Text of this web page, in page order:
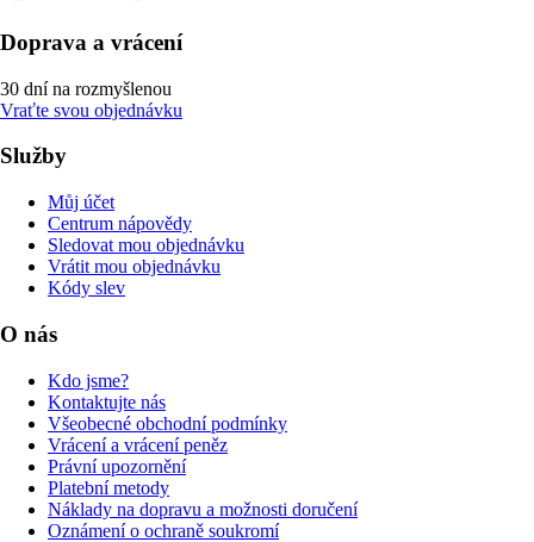
Doprava a vrácení
30 dní na rozmyšlenou
Vraťte svou objednávku
Služby
Můj účet
Centrum nápovědy
Sledovat mou objednávku
Vrátit mou objednávku
Kódy slev
O nás
Kdo jsme?
Kontaktujte nás
Všeobecné obchodní podmínky
Vrácení a vrácení peněz
Právní upozornění
Platební metody
Náklady na dopravu a možnosti doručení
Oznámení o ochraně soukromí